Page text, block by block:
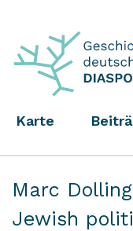
Karte
Marc
Jewish